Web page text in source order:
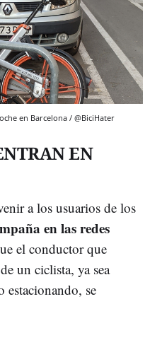
en Barcelona / @BiciHater
EN
a los usuarios de los
en las redes
el conductor que
un ciclista, ya sea
se